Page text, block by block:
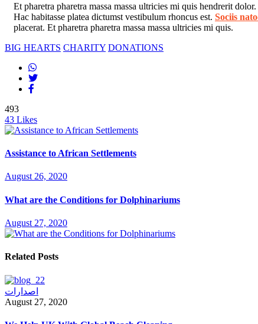
Et pharetra pharetra massa massa ultricies mi quis hendrerit
Hac habitasse platea dictumst vestibulum rhoncus est. Sociis
placerat. Et pharetra pharetra massa massa ultricies mi quis.
BIG HEARTS CHARITY DONATIONS
493
43 Likes
Assistance to African Settlements
August 26, 2020
What are the Conditions for Dolphinariums
August 27, 2020
Related Posts
اصدارات
August 27, 2020